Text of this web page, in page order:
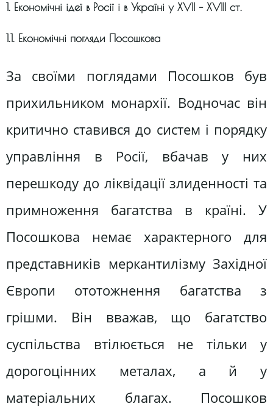
1. Економічні ідеї в Росії і в Україні у XVII – XVIII ст.
1.1. Економічні погляди Посошкова
За своїми поглядами Посошков був
прихильником монархії. Водночас він
критично ставився до систем і порядку
управління в Росії, вбачав у них
перешкоду до ліквідації злиденності та
примноження багатства в країні. У
Посошкова немає характерного для
представників меркантилізму Західної
Європи ототожнення багатства з
грішми. Він вважав, що багатство
суспільства втілюється не тільки у
дорогоцінних металах, а й у
матеріальних благах. Посошков